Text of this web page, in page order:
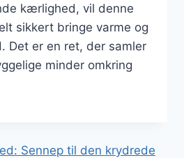
kærlighed, vil denne
sikkert bringe varme og
Det er en ret, der samler
minder omkring
Sennep til den krydrede